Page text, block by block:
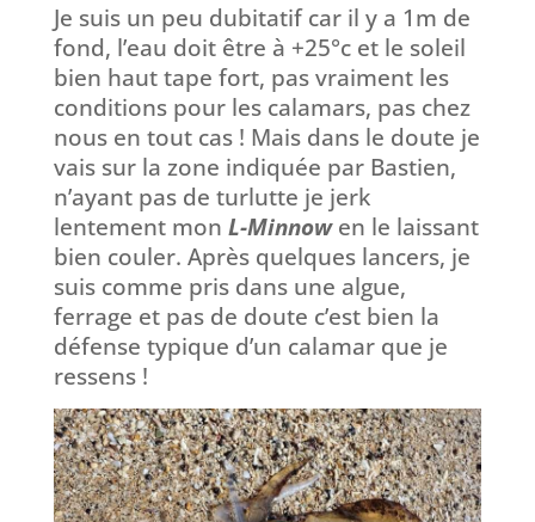
Je suis un peu dubitatif car il y a 1m de
fond, l’eau doit être à +25°c et le soleil
bien haut tape fort, pas vraiment les
conditions pour les calamars, pas chez
nous en tout cas ! Mais dans le doute je
vais sur la zone indiquée par Bastien,
n’ayant pas de turlutte je jerk
lentement mon L-Minnowen le laissant
bien couler. Après quelques lancers, je
suis comme pris dans une algue,
ferrage et pas de doute c’est bien la
défense typique d’un calamar que je
ressens !